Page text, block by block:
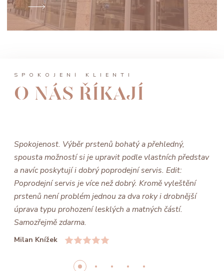
SPOKOJENÍ KLIENTI
O NÁS ŘÍKAJÍ
Spokojenost. Výběr prstenů bohatý a přehledný,
spousta možností si je upravit podle vlastních představ
a navíc poskytují i dobrý poprodejní servis. Edit:
Poprodejní servis je více než dobrý. Kromě vyleštění
prstenů není problém jednou za dva roky i drobnější
úprava typu prohození lesklých a matných částí.
Samozřejmě zdarma.
Milan Knížek